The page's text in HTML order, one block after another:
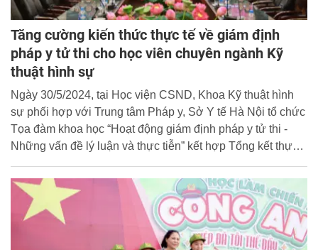
Tăng cường kiến thức thực tế về giám định
pháp y tử thi cho học viên chuyên ngành Kỹ
thuật hình sự
Ngày 30/5/2024, tại Học viện CSND, Khoa Kỹ thuật hình
sự phối hợp với Trung tâm Pháp y, Sở Y tế Hà Nội tổ chức
Tọa đàm khoa học “Hoạt động giám định pháp y tử thi -
Những vấn đề lý luận và thực tiễn” kết hợp Tổng kết thực
thuật hình sự khóa D46 tại Trung tâm Pháp y, Sở Y tế Hà
Nội (sau đây gọi tắt là Trung tâm Pháp y Hà Nội).